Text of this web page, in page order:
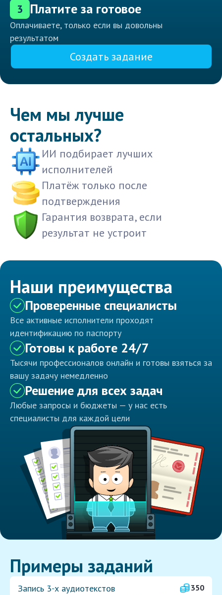
3 Платите за готовое
Оплачиваете, только если вы довольны
результатом
Создать задание
Чем мы лучше
остальных?
ИИ подбирает лучших
исполнителей
Платёж только после
подтверждения
Гарантия возврата, если
результат не устроит
Наши преимущества
Проверенные специалисты
Все активные исполнители проходят
идентификацию по паспорту
Готовы к работе 24/7
Тысячи профессионалов онлайн и готовы взяться за
вашу задачу немедленно
Решение для всех задач
Любые запросы и бюджеты — у нас есть
специалисты для каждой цели
Примеры заданий
Запись 3‑х аудиотекстов
350